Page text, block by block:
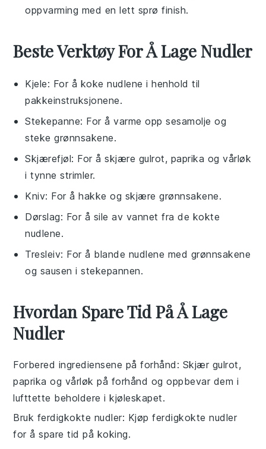
oppvarming med en lett sprø finish.
Beste Verktøy For Å Lage Nudler
Kjele: For å koke nudlene i henhold til
pakkeinstruksjonene.
Stekepanne: For å varme opp sesamolje og
steke grønnsakene.
Skjærefjøl: For å skjære gulrot, paprika og vårløk
i tynne strimler.
Kniv: For å hakke og skjære grønnsakene.
Dørslag: For å sile av vannet fra de kokte
nudlene.
Tresleiv: For å blande nudlene med grønnsakene
og sausen i stekepannen.
Hvordan Spare Tid På Å Lage
Nudler
Forbered ingrediensene på forhånd : Skjær gulrot,
paprika og vårløk på forhånd og oppbevar dem i
lufttette beholdere i kjøleskapet.
Bruk ferdigkokte nudler: Kjøp ferdigkoktenudler
for å spare tid på koking.